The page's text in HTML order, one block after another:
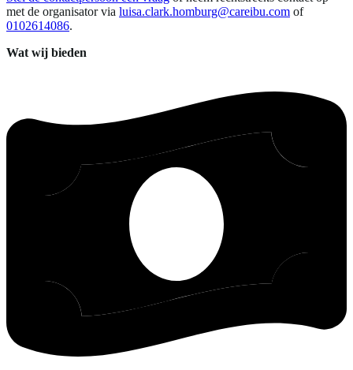
met de organisator via luisa.clark.homburg@careibu.com of
0102614086.
Wat wij bieden